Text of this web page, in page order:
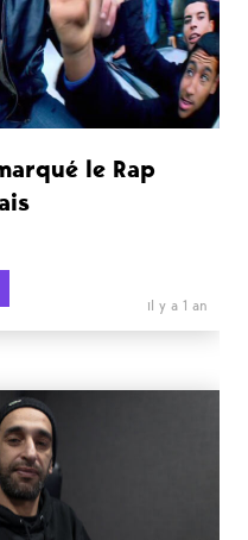
le Rap
il y a 1 an